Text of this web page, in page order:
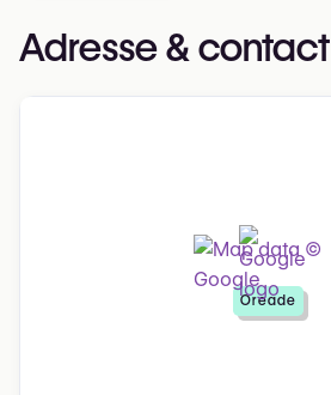
Adresse & contact
Oreade